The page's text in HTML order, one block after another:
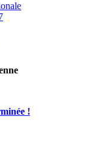
!